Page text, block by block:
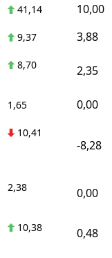
41,14 10,00
9,37 3,88
8,70 2,35
1,65 0,00
10,41
-8,28
2,38 0,00
10,38 0,48